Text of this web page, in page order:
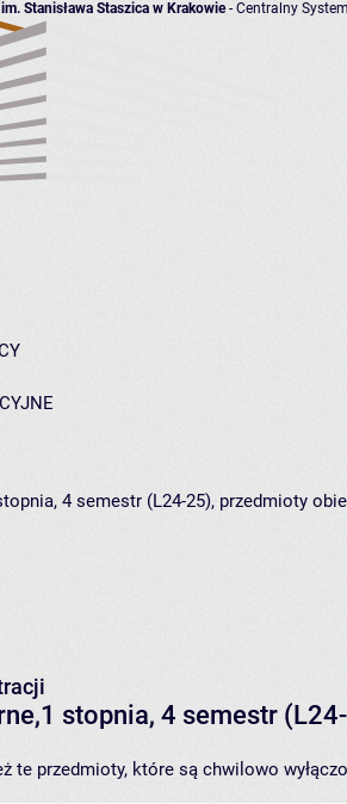
Stanisława Staszica w Krakowie- Centralny
4 semestr (L24-25), przedmioty
stopnia, 4 semestr
te przedmioty, które są chwilowo